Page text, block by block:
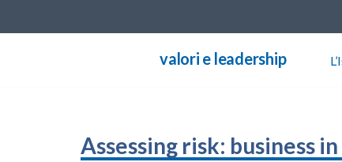
valori e leadership
Assessing risk: business